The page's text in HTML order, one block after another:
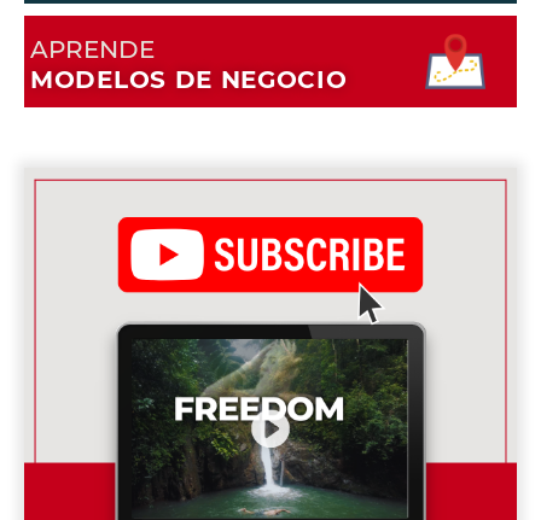
APRENDE
MODELOS DE NEGOCIO